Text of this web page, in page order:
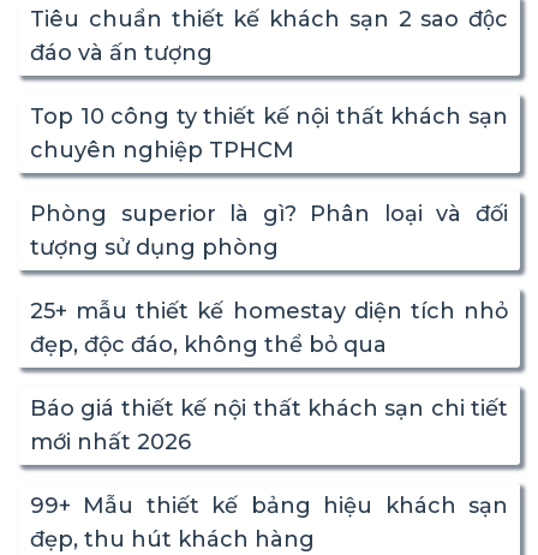
Tiêu chuẩn thiết kế khách sạn 2 sao độc
đáo và ấn tượng
Top 10 công ty thiết kế nội thất khách sạn
chuyên nghiệp TPHCM
Phòng superior là gì? Phân loại và đối
tượng sử dụng phòng
25+ mẫu thiết kế homestay diện tích nhỏ
đẹp, độc đáo, không thể bỏ qua
Báo giá thiết kế nội thất khách sạn chi tiết
mới nhất 2026
99+ Mẫu thiết kế bảng hiệu khách sạn
đẹp, thu hút khách hàng